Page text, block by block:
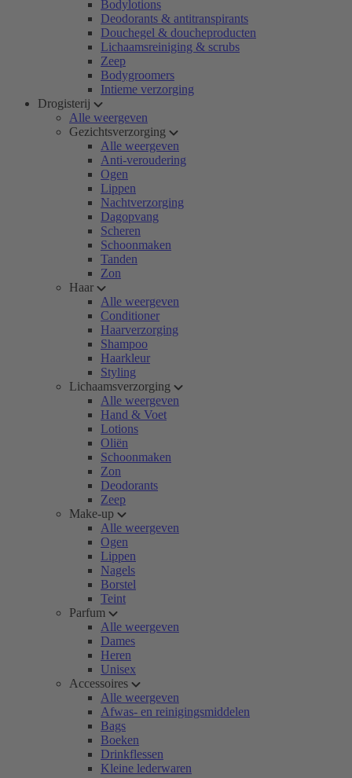
Bodylotions
Deodorants & antitranspirants
Douchegel & doucheproducten
Lichaamsreiniging & scrubs
Zeep
Bodygroomers
Intieme verzorging
Drogisterij
Alle weergeven
Gezichtsverzorging
Alle weergeven
Anti-veroudering
Ogen
Lippen
Nachtverzorging
Dagopvang
Scheren
Schoonmaken
Tanden
Zon
Haar
Alle weergeven
Conditioner
Haarverzorging
Shampoo
Haarkleur
Styling
Lichaamsverzorging
Alle weergeven
Hand & Voet
Lotions
Oliën
Schoonmaken
Zon
Deodorants
Zeep
Make-up
Alle weergeven
Ogen
Lippen
Nagels
Borstel
Teint
Parfum
Alle weergeven
Dames
Heren
Unisex
Accessoires
Alle weergeven
Afwas- en reinigingsmiddelen
Bags
Boeken
Drinkflessen
Kleine lederwaren